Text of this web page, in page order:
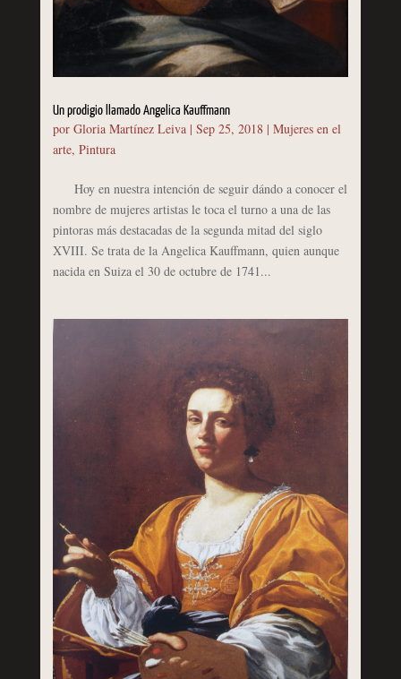
Un prodigio llamado Angelica Kauffmann
por Gloria Martínez Leiva| Sep 25, 2018| Mujeres en el
arte, Pintura
Hoy en nuestra intención de seguir dándo a conocer el
nombre de mujeres artistas le toca el turno a una de las
pintoras más destacadas de la segunda mitad del siglo
XVIII. Se trata de la Angelica Kauffmann, quien aunque
nacida en Suiza el 30 de octubre de 1741...